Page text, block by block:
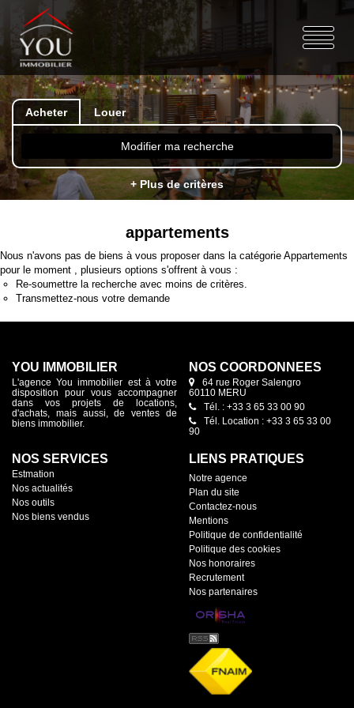
Acheter Louer
Modifier ma recherche
+ Plus de critères
appartements
Nous n'avons pas de biens à vous proposer dans la catégorie Appartements
pour le moment , plusieurs options s'offrent à vous :
Re-soumettre la recherche avec moins de critères.
Transmettez-nous votre demande
YOU IMMOBILIER
L'agence You immobilier est à votre
disposition pour vous accompagner
dans vos projets de locations,
d'achats, mais aussi, de ventes de
biens immobilier.
NOS COORDONNÉES
64 rue Roger Salengro
60110 MERU
Tél. : +33 3 65 33 00 90
Tél. Location : +33 3 65 33 00
90
NOS SERVICES
Estmation
Nos actualités
Nos outils
Nos biens vendus
LIENS PRATIQUES
Notre agence
Plan du site
Contactez-nous
Mentions
Politique de confidentialité
Politique des cookies
Nos honoraires
Recrutement
Nos partenaires